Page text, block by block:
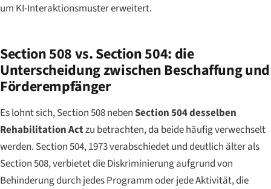
um KI-Interaktionsmuster erweitert.
Section 508 vs. Section 504: die
Unterscheidung zwischen Beschaffung und
Förderempfänger
Es lohnt sich, Section 508 nebenSection 504 desselben
Rehabilitation Actzu betrachten, da beide häufig verwechselt
werden. Section 504, 1973 verabschiedet und deutlich älter als
Section 508, verbietet die Diskriminierung aufgrund von
Behinderung durch jedes Programm oder jede Aktivität, die